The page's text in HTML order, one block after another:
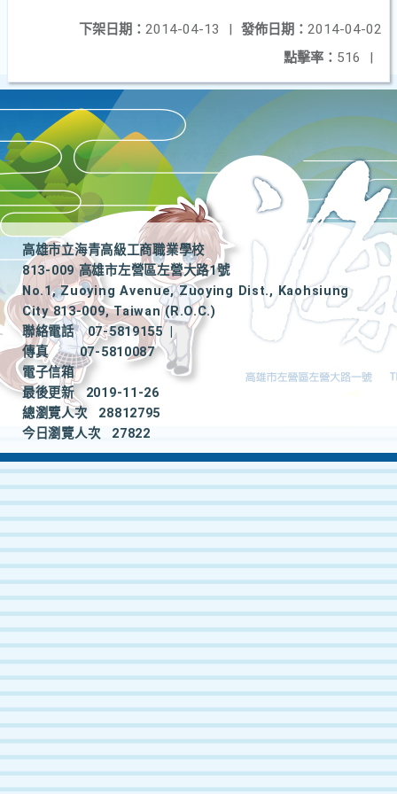
發佈日期： 2014-04-02
下架日期： 2014-04-13
|
點擊率： 516 |
高雄市立海青高級工商職業學校
813-009 高雄市左營區左營大路1號
No.1, Zuoying Avenue, Zuoying Dist., Kaohsiung
City 813-009, Taiwan (R.O.C.)
聯絡電話
07-5819155
|
傳真
07-5810087
電子信箱
最後更新
2019-11-26
總瀏覽人次
28812795
今日瀏覽人次
27822